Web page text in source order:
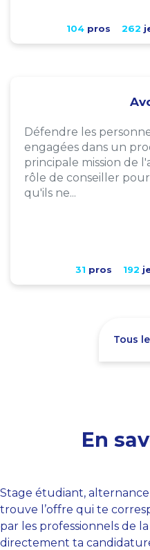
104pros 262
Défendre les
engagées dans un
principale mission de
rôle de conseiller
qu'ils ne...
31 pros 192
Tous
En
Stage étudiant,
trouve l’offre qui te
par les professionnels de
directement ta